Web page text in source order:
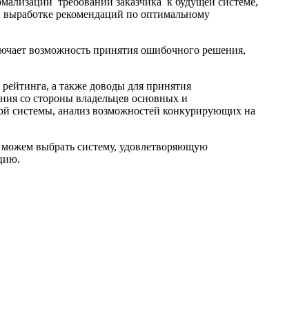
рекомендаций по оптимальному
возможность принятия ошибочного решения,
а также дово­ды для принятия
со стороны владельцев основных и
системы, анализ возможностей конкурирующих на
выбрать систему, удовлетворяющую